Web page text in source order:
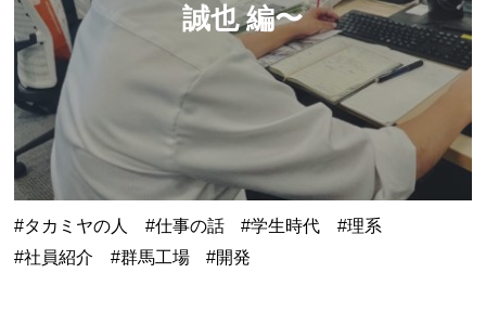
誠也 編〜
タカミヤの人 仕事の話 学生時代
理系
社員紹介
群馬工場 開発